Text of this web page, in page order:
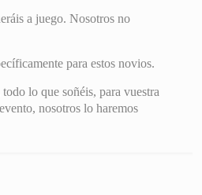
a juego. Nosotros no
para estos novios.
lo que soñéis, para vuestra
nosotros lo haremos